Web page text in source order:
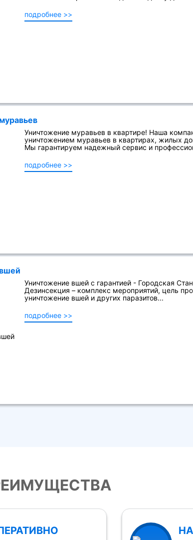
подробнее >>
Уничтожение муравьев в квартире! Наша
уничтожением муравьев в квартирах, жилых
Мы гарантируем надежный сервис и
подробнее >>
Уничтожение вшей с гарантией - Городская
Дезинсекция – комплекс мероприятий, цель
уничтожение вшей и других паразитов...
подробнее >>